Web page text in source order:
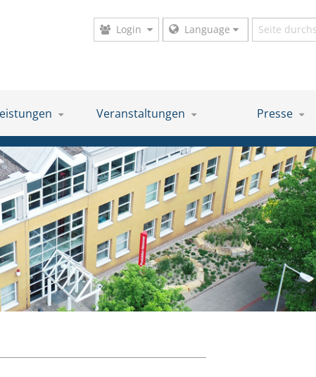
Login Language Suchbegriff
Veranstaltungen Presse